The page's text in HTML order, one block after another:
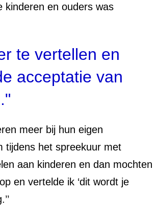
kinderen en ouders was
te vertellen en
acceptatie van
meer bij hun eigen
tijdens het spreekuur met
aan kinderen en dan mochten
en vertelde ik ‘dit wordt je